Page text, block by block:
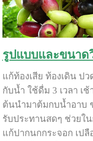
รูปแบบและขนาด
แก้ท้องเสีย ท้องเดิน ป
กับน้ำ ใช้ดื่ม 3 เวลา เ
ต้นนำมาต้มกบน้ำอาบ
รับประทานสดๆ ช่วยใ
แก้ปากนกกระจอก เป